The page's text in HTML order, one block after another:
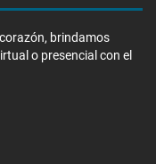
brindamos
o presencial con el